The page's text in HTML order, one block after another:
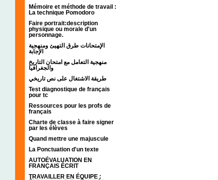
Mémoire et méthode de travail :
La technique Pomodoro
Faire portrait:description
physique ou morale d'un
personnage.
الإمتحانات طرق التهيئ ومنهجية
الإجابة
منهجية التعامل مع امتحان التاريخ
والجغرافيا
طريقة الاشتغال على نص تاريخي
Test diagnostique de français
pour tc
Ressources pour les profs de
français
Charte de classe à faire signer
par les élèves
Quand mettre une majuscule
La Ponctuation d'un texte
AUTOÉVALUATION EN
FRANÇAIS ÉCRIT
TRAVAILLER EN ÉQUIPE :